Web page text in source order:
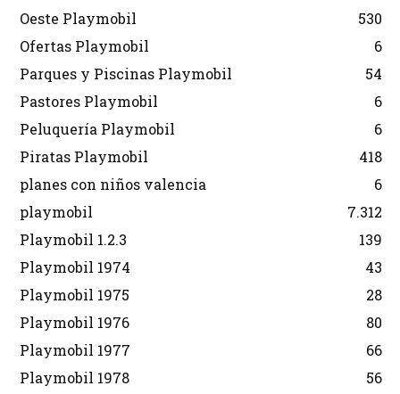
Oeste Playmobil
530
Ofertas Playmobil
6
Parques y Piscinas Playmobil
54
Pastores Playmobil
6
Peluquería Playmobil
6
Piratas Playmobil
418
planes con niños valencia
6
playmobil
7.312
Playmobil 1.2.3
139
Playmobil 1974
43
Playmobil 1975
28
Playmobil 1976
80
Playmobil 1977
66
Playmobil 1978
56